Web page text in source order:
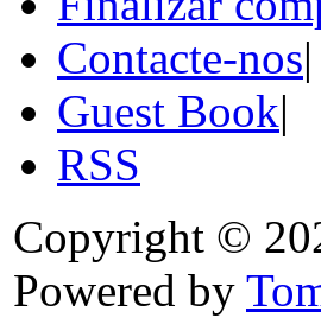
Contacte-nos|
Guest Book|
RSS
Copyright ©
Powered by